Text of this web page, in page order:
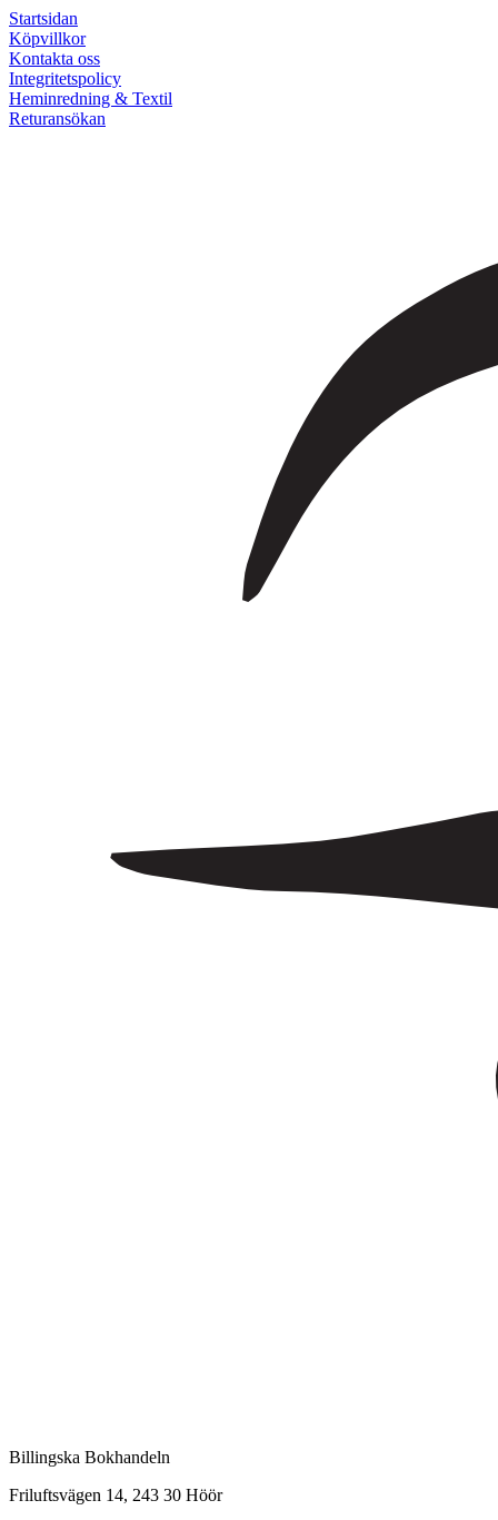
Startsidan
Köpvillkor
Kontakta oss
Integritetspolicy
Heminredning & Textil
Returansökan
Billingska Bokhandeln
Friluftsvägen 14, 243 30 Höör